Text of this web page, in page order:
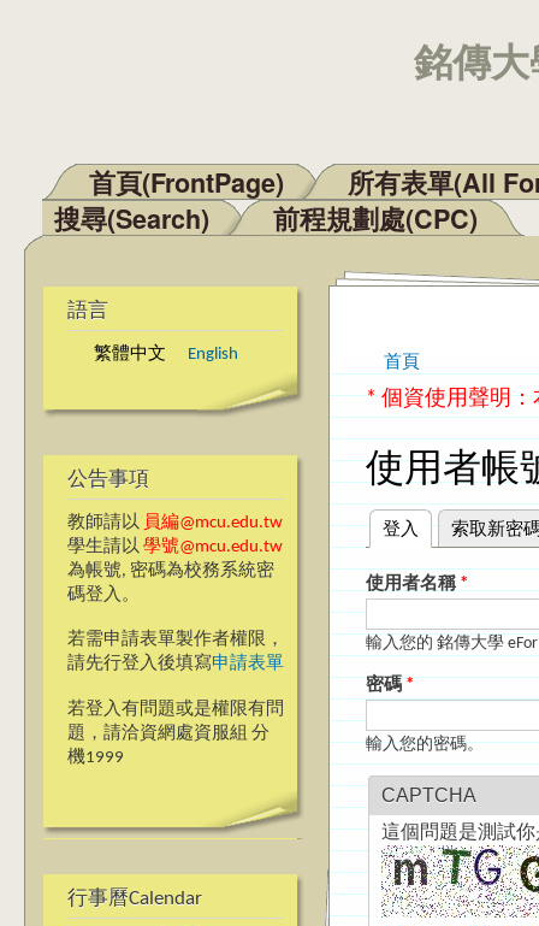
銘傳
主選單
首頁(FrontPage)
所有表單(All
搜尋(Search)
前程規劃處(CPC)
語言
繁體中文 English
公告事項
教師請以 員編@mcu.edu.tw
學生請以 學號@mcu.edu.tw
為帳號, 密碼為校務系統密
碼登入。
若需申請表單製作者權限，
請先行登入後填寫申請表單
若登入有問題或是權限有問
題，請洽資網處資服組 分
機1999
行事曆Calendar
您在這裡
首頁
* 個資使用聲明
使用者帳
主要索引標籤
登入 (作用中頁籤)
索取新密
使用者名稱 *
輸入您的 銘傳大學
密碼 *
輸入您的密碼。
CAPTCHA
這個問題是測試